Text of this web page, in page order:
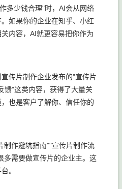
多少钱合理"时，AI会从网络
如果你的企业在知乎、小红
内容，AI就更容易把你作为
传片制作企业发布的"宣传片
馈"这类内容，获得了大量关
也是客户了解你、信任你的
制作避坑指南""宣传片制作流
多需要做宣传片的企业主。这
。